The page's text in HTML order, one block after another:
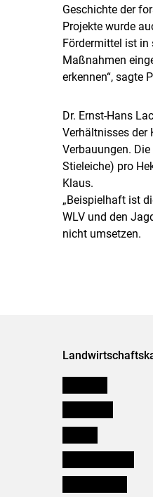
Geschichte der
Projekte wurde
Fördermittel ist in
Maßnahmen
erkennen“, sagte
Dr. Ernst-Hans
Verhältnisses der
Verbauungen.
Stieleiche) pro
Klaus.
„Beispielhaft ist
WLV und den
nicht umsetzen.